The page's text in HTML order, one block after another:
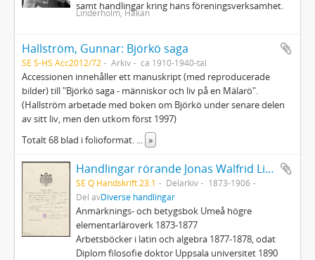
samt handlingar kring hans föreningsverksamhet.
Linderholm, Håkan
Hallström, Gunnar: Björkö saga
SE S-HS Acc2012/72 Arkiv ca 1910-1940-tal
Accessionen innehåller ett manuskript (med reproducerade
bilder) till "Björkö saga - människor och liv på en Mälarö".
(Hallström arbetade med boken om Björkö under senare delen
av sitt liv, men den utkom först 1997)
Totalt 68 blad i folioformat. ... »
Handlingar rörande Jonas Walfrid Lindgren
SE Q Handskrift 23:1 Delarkiv
1873-1906
Del avDiverse handlingar
Anmärknings- och betygsbok Umeå högre
elementarläroverk 1873-1877
Arbetsböcker i latin och algebra 1877-1878, odat
Diplom filosofie doktor Uppsala universitet 1890